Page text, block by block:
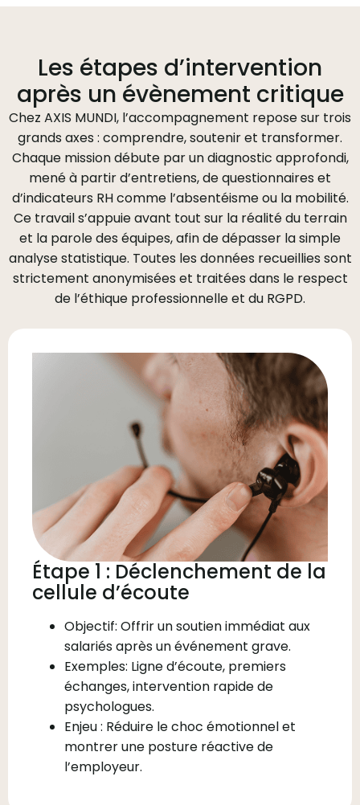
Les étapes d’intervention
après un évènement critique
Chez AXIS MUNDI, l’accompagnement repose sur trois
grands axes : comprendre, soutenir et transformer.
Chaque mission débute par un diagnostic approfondi,
mené à partir d’entretiens, de questionnaires et
d’indicateurs RH comme l’absentéisme ou la mobilité.
Ce travail s’appuie avant tout sur la réalité du terrain
et la parole des équipes, afin de dépasser la simple
analyse statistique. Toutes les données recueillies sont
strictement anonymisées et traitées dans le respect
de l’éthique professionnelle et du RGPD.
Étape 1 : Déclenchement de la
cellule d’écoute
Objectif: Offrir un soutien immédiat aux
salariés après un événement grave.
Exemples: Ligne d’écoute, premiers
échanges, intervention rapide de
psychologues.
Enjeu : Réduire le choc émotionnel et
montrer une posture réactive de
l’employeur.